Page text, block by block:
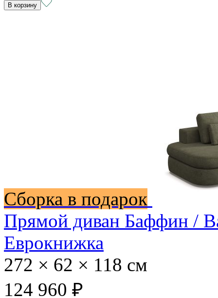
В корзину
Сборка в подарок
Прямой диван Баффин /
Еврокнижка
272 × 62 × 118 см
124 960 ₽